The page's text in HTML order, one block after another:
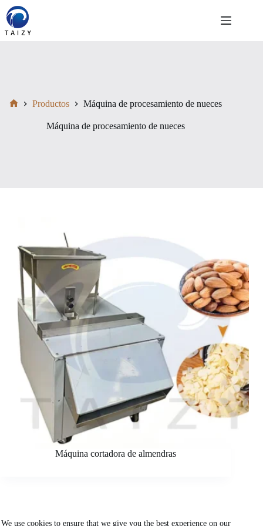
Saltar
contenido
We use cookies to ensure that we give you the best experience on our
Productos Máquina de procesamiento de nueces
Máquina de procesamiento de nueces
Máquina cortadora de almendras
ANTERIOR